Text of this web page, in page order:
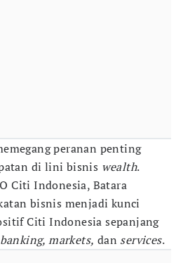
peranan penting
di lini bisnis wealth.
Citi Indonesia, Batara
bisnis menjadi kunci
Citi Indonesia sepanjang
banking, markets, dan services.